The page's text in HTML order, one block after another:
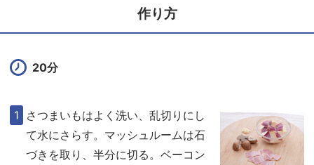
作り方
20分
さつまいもはよく洗い、乱切りにし
て水にさらす。マッシュルームは石
づきを取り、半分に切る。ベーコン